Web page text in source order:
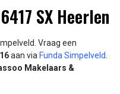
SX Heerlen
Vraag een
aan via Funda Simpelveld
Makelaars &